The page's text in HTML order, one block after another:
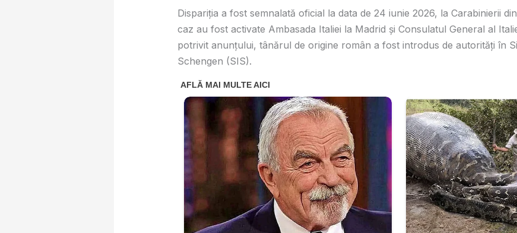
Dispariția a fost semnalată oficial la data de 24 iunie 2026, la Carabinierii
caz au fost activate Ambasada Italiei la Madrid și Consulatul General al
potrivit anunțului, tânărul de origine român a fost introdus de autorități în
Schengen (SIS).